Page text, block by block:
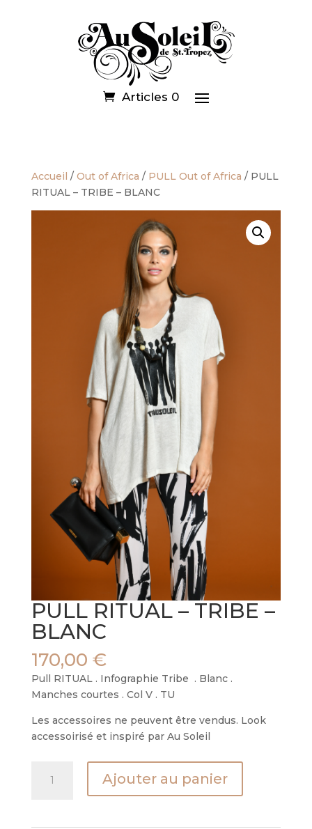
Articles 0
Accueil / Out of Africa / PULL Out of Africa / PULL
RITUAL – TRIBE – BLANC
PULL RITUAL – TRIBE –
BLANC
170,00 €
Pull RITUAL . Infographie Tribe . Blanc .
Manches courtes . Col V . TU
Les accessoires ne peuvent être vendus. Look
accessoirisé et inspiré par Au Soleil
Ajouter au panier